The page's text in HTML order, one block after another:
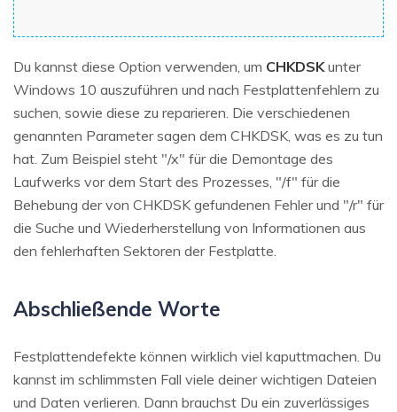
Du kannst diese Option verwenden, um CHKDSKunter
Windows 10 auszuführen und nach Festplattenfehlern zu
suchen, sowie diese zu reparieren. Die verschiedenen
genannten Parameter sagen dem CHKDSK, was es zu tun
hat. Zum Beispiel steht "/x" für die Demontage des
Laufwerks vor dem Start des Prozesses, "/f" für die
Behebung der von CHKDSK gefundenen Fehler und "/r" für
die Suche und Wiederherstellung von Informationen aus
den fehlerhaften Sektoren der Festplatte.
Abschließende Worte
Festplattendefekte können wirklich viel kaputtmachen. Du
kannst im schlimmsten Fall viele deiner wichtigen Dateien
und Daten verlieren. Dann brauchst Du ein zuverlässiges